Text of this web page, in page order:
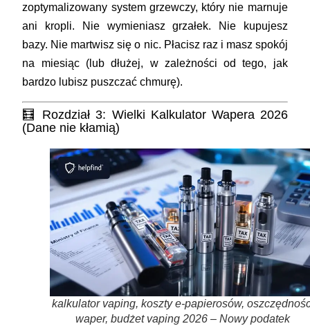
zoptymalizowany system grzewczy, który nie marnuje
ani kropli. Nie wymieniasz grzałek. Nie kupujesz
bazy. Nie martwisz się o nic. Płacisz raz i masz spokój
na miesiąc (lub dłużej, w zależności od tego, jak
bardzo lubisz puszczać chmurę).
🧮 Rozdział 3: Wielki Kalkulator Wapera 2026
(Dane nie kłamią)
kalkulator vaping, koszty e-papierosów,
waper, budżet vaping 2026 – Nowy podatek